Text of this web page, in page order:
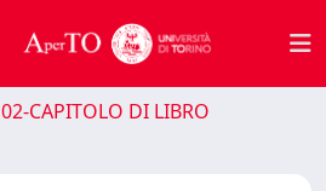
02-CAPITOLO DI LIBRO